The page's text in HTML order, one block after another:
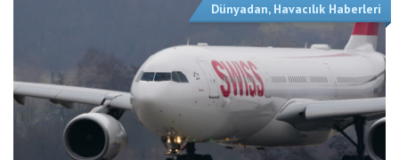
Dünyadan, Havacılık Haberleri